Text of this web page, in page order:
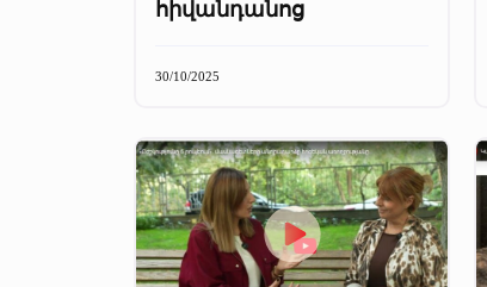
հիվանդանոց
30/10/2025